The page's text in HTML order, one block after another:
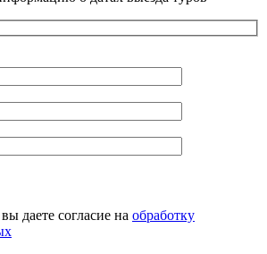
даете согласие на обработку